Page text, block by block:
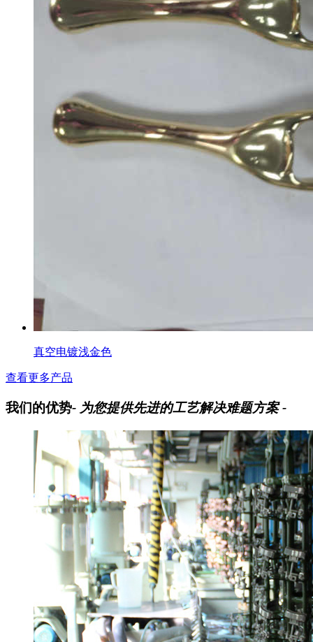
真空电镀浅金色
查看更多产品
我们的优势- 为您提供先进的工艺解决难题方案 -